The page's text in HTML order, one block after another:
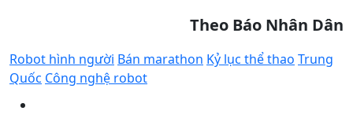
Theo Báo Nhân Dân
Robot hình người Bán marathon Kỷ lục thể thao Trung
Quốc Công nghệ robot